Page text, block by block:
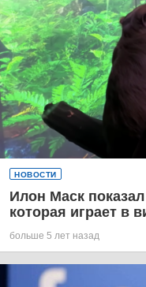
НОВОСТИ
Илон Маск
которая играет в
больше 5 лет назад